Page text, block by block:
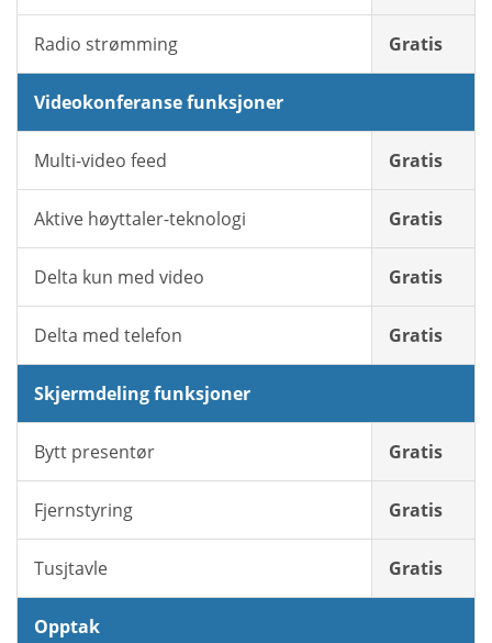
Radio strømming Gratis
Videokonferanse funksjoner
Multi-video feed Gratis
Aktive høyttaler-teknologi Gratis
Delta kun med video Gratis
Delta med telefon Gratis
Skjermdeling funksjoner
Bytt presentør Gratis
Fjernstyring Gratis
Tusjtavle Gratis
Opptak